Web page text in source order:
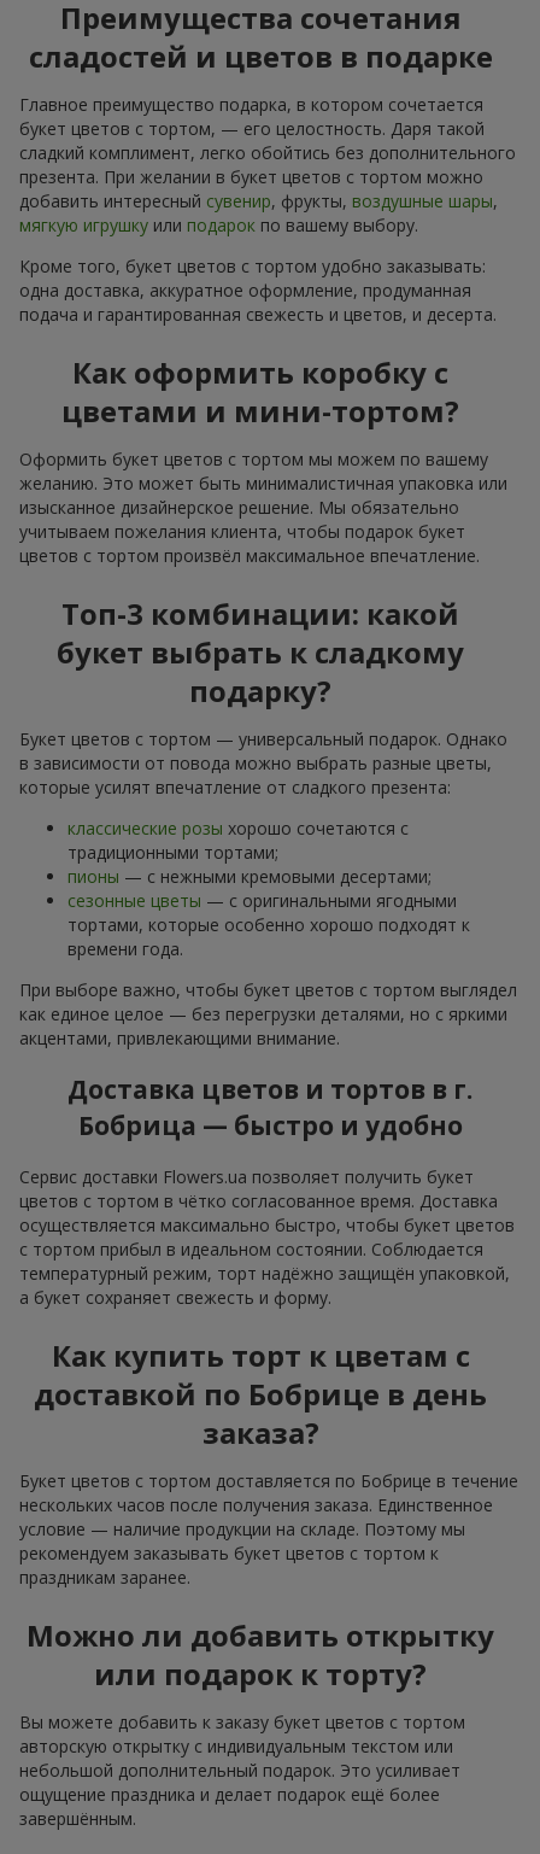
Преимущества сочетания
сладостей и цветов в подарке
Главное преимущество подарка, в котором сочетается
букет цветов с тортом, — его целостность. Даря такой
сладкий комплимент, легко обойтись без дополнительного
презента. При желании в букет цветов с тортом можно
добавить интересный сувенир, фрукты, воздушные шары,
мягкую игрушку или подарок по вашему выбору.
Кроме того, букет цветов с тортом удобно заказывать:
одна доставка, аккуратное оформление, продуманная
подача и гарантированная свежесть и цветов, и десерта.
Как оформить коробку с
цветами и мини-тортом?
Оформить букет цветов с тортом мы можем по вашему
желанию. Это может быть минималистичная упаковка или
изысканное дизайнерское решение. Мы обязательно
учитываем пожелания клиента, чтобы подарок букет
цветов с тортом произвёл максимальное впечатление.
Топ-3 комбинации: какой
букет выбрать к сладкому
подарку?
Букет цветов с тортом — универсальный подарок. Однако
в зависимости от повода можно выбрать разные цветы,
которые усилят впечатление от сладкого презента:
классические розы хорошо сочетаются с
традиционными тортами;
пионы — с нежными кремовыми десертами;
сезонные цветы — с оригинальными ягодными
тортами, которые особенно хорошо подходят к
времени года.
При выборе важно, чтобы букет цветов с тортом выглядел
как единое целое — без перегрузки деталями, но с яркими
акцентами, привлекающими внимание.
Доставка цветов и тортов в г.
Бобрица — быстро и удобно
Сервис доставки Flowers.ua позволяет получить букет
цветов с тортом в чётко согласованное время. Доставка
осуществляется максимально быстро, чтобы букет цветов
с тортом прибыл в идеальном состоянии. Соблюдается
температурный режим, торт надёжно защищён упаковкой,
а букет сохраняет свежесть и форму.
Как купить торт к цветам с
доставкой по Бобрице в день
заказа?
Букет цветов с тортом доставляется по Бобрице в течение
нескольких часов после получения заказа. Единственное
условие — наличие продукции на складе. Поэтому мы
рекомендуем заказывать букет цветов с тортом к
праздникам заранее.
Можно ли добавить открытку
или подарок к торту?
Вы можете добавить к заказу букет цветов с тортом
авторскую открытку с индивидуальным текстом или
небольшой дополнительный подарок. Это усиливает
ощущение праздника и делает подарок ещё более
завершённым.